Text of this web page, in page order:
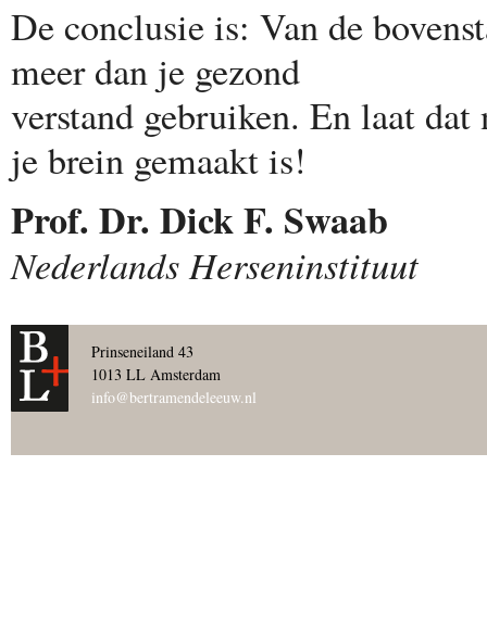
De conclusie is: Van de
meer dan je gezond
verstand gebruiken. En laat
je brein gemaakt is!
Prof. Dr. Dick F. Swaab
Nederlands Herseninstituut
Prinseneiland 43
1013 LL Amsterdam
info@bertramendeleeuw.nl